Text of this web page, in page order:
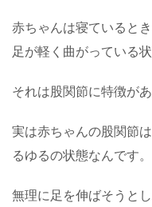
赤ちゃんは寝ていると
足が軽く曲がっている
それは股関節に特徴があ
実は赤ちゃんの股関節
るゆるの状態なんです。
無理に足を伸ばそうと